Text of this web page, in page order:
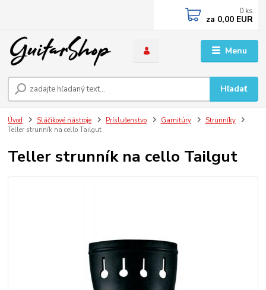
Menu
Hľadať
0 ks
za 0,00 EUR
Úvod Sláčikové nástroje Príslušenstvo Garnitúry
Strunníky
Teller strunník na cello Tailgut
Teller strunník na cello Tailgut